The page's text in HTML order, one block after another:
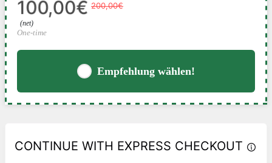
100,00€
(net)
One-time
200,00€
Empfehlung wählen!
CONTINUE WITH EXPRESS CHECKOUT